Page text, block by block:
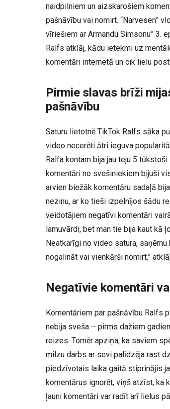
naidpilniem un aizskarošiem
pašnāvību vai nomirt. “Narvesen”
vīriešiem ar Armandu Simsonu” 3.
Ralfs atklāj, kādu ietekmi uz
komentāri internetā un cik lielu
Pirmie slavas brīži
pašnāvību
Saturu lietotnē TikTok Ralfs sāka
video necerēti ātri ieguva
Ralfa kontam bija jau teju 5
komentāri no svešiniekiem bijuši
arvien biežāk komentāru sadaļā
nezinu, ar ko tieši izpelnījos šādu
veidotājiem negatīvi komentāri
lamuvārdi, bet man tie bija kaut kā
Neatkarīgi no video satura,
nogalināt vai vienkārši nomirt,”
Negatīvie komentāri
Komentāriem par pašnāvību Ralfs
nebija sveša – pirms dažiem
reizes. Tomēr apziņa, ka saviem
milzu darbs ar sevi palīdzēja rast
piedzīvotais laika gaitā stiprinājis
komentārus ignorēt, viņš atzīst, ka
ļauni komentāri var radīt arī lielus